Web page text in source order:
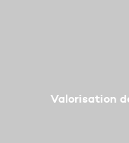
Valorisation